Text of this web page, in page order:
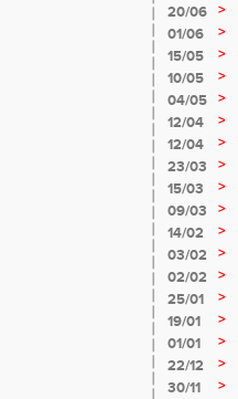
20/06 >
01/06
>
15/05
>
10/05
>
04/05
>
12/04
>
12/04
>
23/03
>
15/03
>
09/03
>
14/02
>
03/02 >
02/02
>
25/01
>
19/01
>
01/01
>
22/12
>
30/11
>